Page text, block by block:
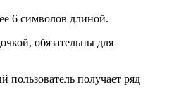
6 символов длиной.
обязательны для
получает ряд